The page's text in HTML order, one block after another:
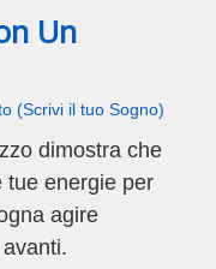
Un
(Scrivi il tuo Sogno)
dimostra che
tue energie per
agire